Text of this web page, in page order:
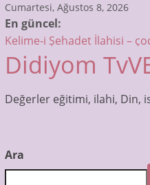
Skip
to
content
Cumartesi, Ağustos 8, 2026
En güncel:
Kelime-i Şehadet İlahisi –
Sübhaneke Ezberle –
Allah’tır ilk sözümüz –
Muhammedin Gözleri İlahisi
Didiyom Tv
Didiyom
Değerler eğitimi, ilahi, Din,
Ara